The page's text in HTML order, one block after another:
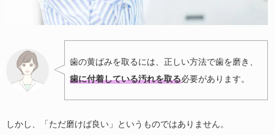
歯の黄ばみを取るには、正しい方法で歯を磨き、
歯に付着している汚れを取る必要があります。
しかし、「ただ磨けば良い」というものではありません。